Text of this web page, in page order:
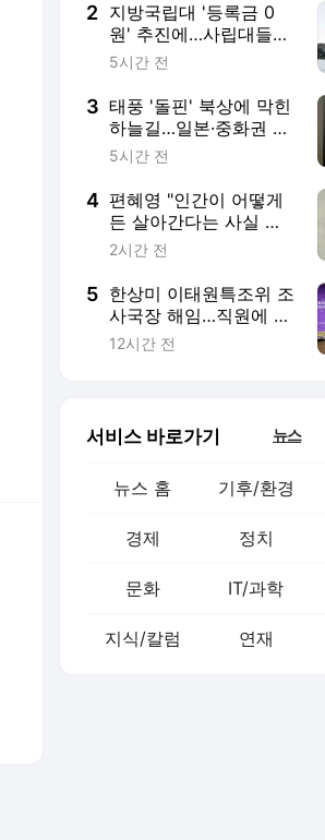
2 지방국립대 '등록금 0
원' 추진에…사립대들
"문 닫을 판"
5시간 전
3 태풍 '돌핀' 북상에 막힌
하늘길…일본·중화권 오
가는 국적기 잇단 비운
5시간 전
4 편혜영 "인간이 어떻게
든 살아간다는 사실 자
체가 경이롭다" [문화人
2시간 전
5 한상미 이태원특조위 조
사국장 해임…직원에 부
당 지시 의혹
12시간 전
서비스 바로가기 뉴스
뉴스 홈 기후/환경
경제 정치
문화 IT/과학
지식/칼럼 연재